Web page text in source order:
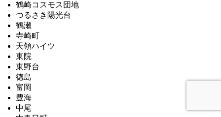
鶴崎コスモス団地
つるさき陽光台
鶴瀬
寺崎町
天領ハイツ
東院
東野台
徳島
富岡
豊海
中尾